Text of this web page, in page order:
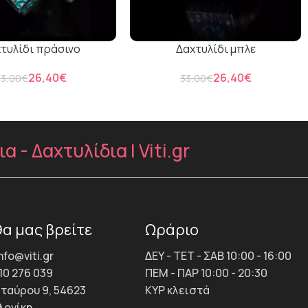
πράσινο
€26,40€
Δαχτυλίδι μπλε
33,00€26,40€
- Δαχτυλίδια | Viti.gr
μας βρείτε
276 039
9, 54623
Ωράριο
ΔΕΥ - ΤΕΤ - ΣΑΒ 10:00 - 16:00
ΠΕΜ - ΠΑΡ 10:00 - 20:30
ΚΥΡ κλειστά